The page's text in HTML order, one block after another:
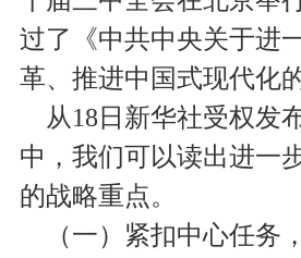
过了《中共中央关于进
革、推进中国式现代化
从18日新华社受权发
中，我们可以读出进一
的战略重点。
（一）紧扣中心任务